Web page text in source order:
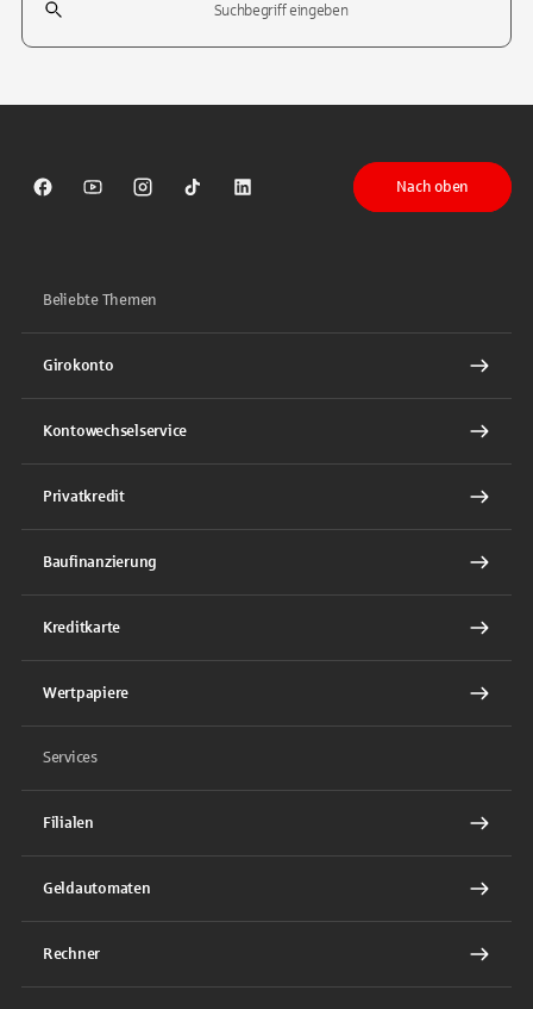
Sparkasse auf Facebook
Sparkasse auf Youtube
Sparkasse auf Instagram
Sparkasse auf TikTok
Sparkasse auf LinkedIn
Nach oben
Beliebte Themen
Girokonto
Kontowechselservice
Privatkredit
Baufinanzierung
Kreditkarte
Wertpapiere
Services
Filialen
Geldautomaten
Rechner